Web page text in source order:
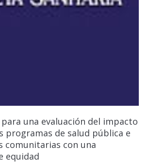
una evaluación del impacto
programas de salud pública e
comunitarias con una
equidad